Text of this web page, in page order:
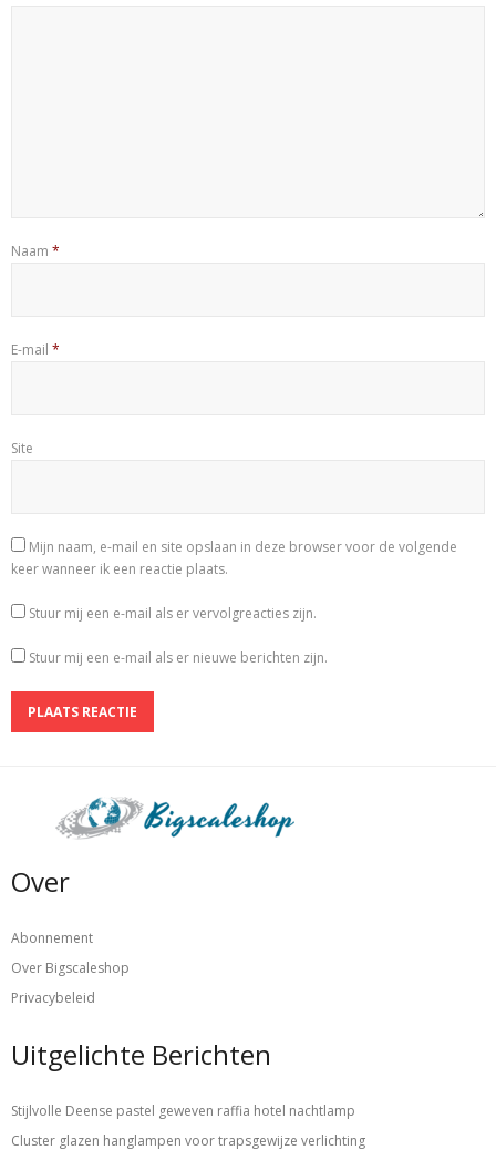
Naam *
E-mail *
Site
Mijn naam, e-mail en site opslaan in deze browser voor de volgende
keer wanneer ik een reactie plaats.
Stuur mij een e-mail als er vervolgreacties zijn.
Stuur mij een e-mail als er nieuwe berichten zijn.
Over
Abonnement
Over Bigscaleshop
Privacybeleid
Uitgelichte Berichten
Stijlvolle Deense pastel geweven raffia hotel nachtlamp
Cluster glazen hanglampen voor trapsgewijze verlichting